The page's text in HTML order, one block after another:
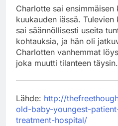
Charlotte sai
kuukauden iässä. Tulevien
sai säännöllisesti useita
kohtauksia, ja hän oli
Charlotten vanhemmat
joka muutti tilanteen täysin.
Lähde: http://
old-baby-youngest-
treatment-hospital/